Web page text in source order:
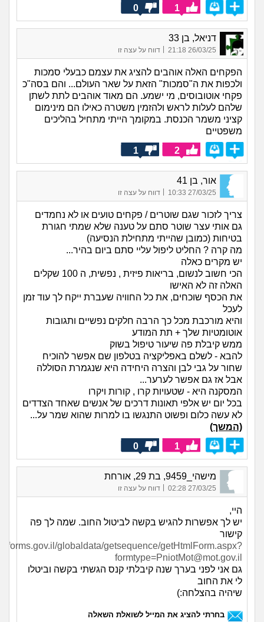
1
0
דניאל, בן 33
26/03/25 21:18
| דווח על עצה זו
הפקחים האלה אוהבים להציג את עצמם כבעלי סמכות
ולכפות את ה"סמכות" הזאת על שאר העולם... והם בסה"כ
פקחי אוטובוסים, מי ישמע. הם מאוד אוהבים לתת לשתן
שלהם לעלות לראש ולהזמין משטרה כאילו הם מינימום
קציני משמר הכנסת. במקומך הייתי מתחיל בהליכים
משפטיים
2
1
אור, בן 41
27/03/25 10:33 דווח על עצה זו
צריך לזכור שגם שוטרים / פקחים טועים או לא נחמדים
גם אותי עצר שוטר סתם על טענה שלא שמתי חגורת
בטיחות (כמובן שהייתי מתחילת הנסיעה)
מה קרה ? החליט ליפול עליי סתם ביום בהיר...
יש מקרים כאלה
הכי חשוב לנשום, בריאות פיזית , נפשית, ה 100 שקלים
האלה זה לא האישו
את הכסף שוכחים, את כל החוויה שעברת ייקח לך עוד זמן
לעכל
והיא מורכבת מכל כך הרבה חלקים נפשיים ותגובות
אוטומטיות שלך + תת המודע
ממש קיבלת פה שיעור טיפול בשוק
להבא - לשלם באפליקציה בטלפון שם אפשר להוכיח
שחור על גבי לבן והצרה היחידה היא שנגמרת הסוללה
אבל אז גם אפשר לערער...
המסקנה היא - שטעויות קרו , קורות ויקרו
בכל יום יש אלפי תאונות דרכים של אנשים שאחד הצדדים
לא עשה כלום ופשוט התנגשו בו למרות שהוא שמר על...
(המשך)
1
0
מישהי_9459, בת 29, אורחת
27/03/25 02:28 דווח על עצה זו
היי,
יש לך אפשרות להגיש בקשה לביטול החוב. שמה לך פה
קישור
forms.gov.il/globaldata/getsequence/getHtmlForm.aspx?
formtype=PniotMot@mot.gov.il
גם אני לפני בערך שנה קיבלתי קנס הגשתי בקשה וביטלו
לי את החוב
שיהיה בהצלחה:)
בחרתי להציג את המייל לשואלת השאלה